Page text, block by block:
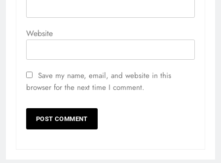
Website
Save my name, email, and website in this
browser for the next time I comment.